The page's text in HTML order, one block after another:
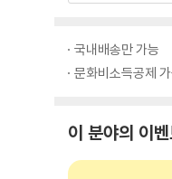
국내배송만 가능
문화비소득공제
이 분야의 이